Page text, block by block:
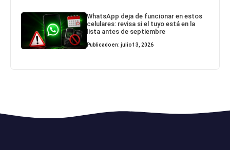
WhatsApp deja de funcionar en estos
celulares: revisa si el tuyo está en la
lista antes de septiembre
Publicado en: julio 13, 2026